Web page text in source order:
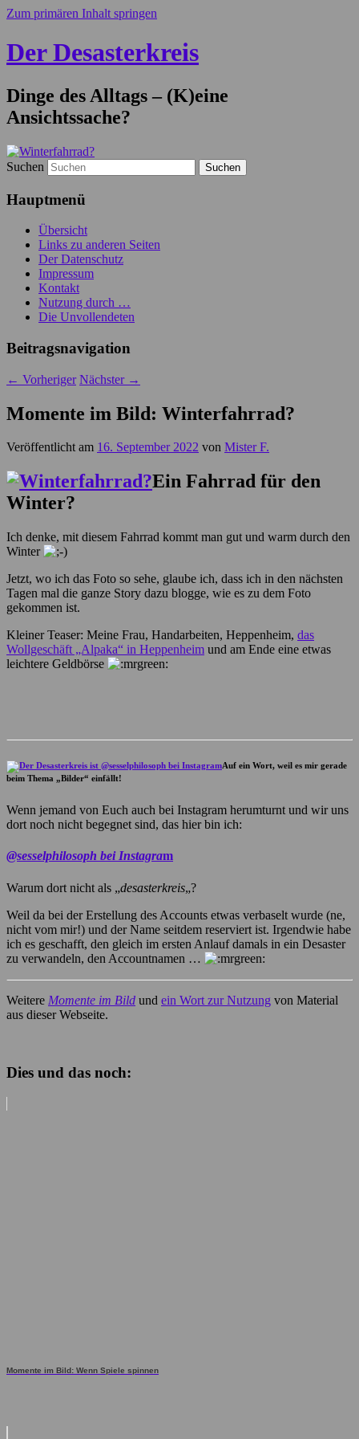
Zum primären Inhalt springen
Der Desasterkreis
Dinge des Alltags – (K)eine
Ansichtssache?
Suchen
Hauptmenü
Übersicht
Links zu anderen Seiten
Der Datenschutz
Impressum
Kontakt
Nutzung durch …
Die Unvollendeten
Beitragsnavigation
← Vorheriger Nächster →
Momente im Bild: Winterfahrrad?
Veröffentlicht am 16. September 2022 von Mister F.
Ein Fahrrad für den
Winter?
Ich denke, mit diesem Fahrrad kommt man gut und warm durch den
Winter
Jetzt, wo ich das Foto so sehe, glaube ich, dass ich in den nächsten
Tagen mal die ganze Story dazu blogge, wie es zu dem Foto
gekommen ist.
Kleiner Teaser: Meine Frau, Handarbeiten, Heppenheim, das
Wollgeschäft „Alpaka“ in Heppenheim und am Ende eine etwas
leichtere Geldbörse
Auf ein Wort, weil es mir gerade
beim Thema „Bilder“ einfällt!
Wenn jemand von Euch auch bei Instagram herumturnt und wir uns
dort noch nicht begegnet sind, das hier bin ich:
@sesselphilosoph bei Instagram
Warum dort nicht als „desasterkreis„?
Weil da bei der Erstellung des Accounts etwas verbaselt wurde (ne,
nicht vom mir!) und der Name seitdem reserviert ist. Irgendwie habe
ich es geschafft, den gleich im ersten Anlauf damals in ein Desaster
zu verwandeln, den Accountnamen …
Weitere Momente im Bild und ein Wort zur Nutzung von Material
aus dieser Webseite.
Dies und das noch:
Momente im Bild: Wenn Spiele spinnen